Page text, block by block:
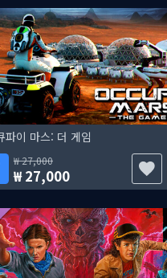
파이 마스: 더 게임
27,000
27,000